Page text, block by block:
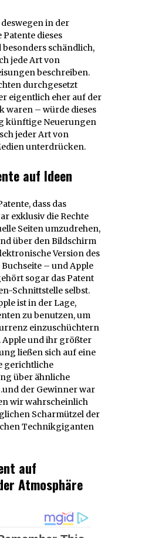
in der
Patente dieses
schändlich,
jede Art von
beschreiben.
durchgesetzt
eigentlich eher auf der
waren – würde dieses
künftige Neuerungen
jeder Art von
unterdrücken.
auf Ideen
dass das
exklusiv die Rechte
Seiten umzudrehen,
über den Bildschirm
Version des
– und Apple
sogar das Patent
Schnittstelle selbst.
ist in der Lage,
zu benutzen, um
einzuschüchtern
Apple und ihr größter
ließen sich auf eine
gerichtliche
über ähnliche
der Gewinner war
wir wahrscheinlich
Scharmützel der
Technikgiganten
auf
Atmosphäre